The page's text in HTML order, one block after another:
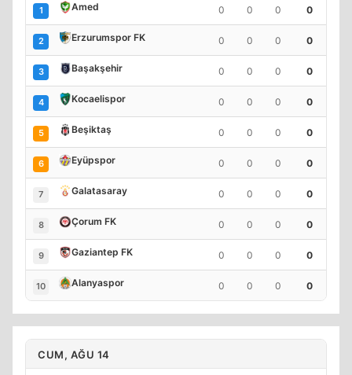
1 Amed 0 0 0 0
2 Erzurumspor FK 0 0 0 0
3 Başakşehir 0 0 0 0
4 Kocaelispor 0 0 0 0
5 Beşiktaş 0 0 0 0
6 Eyüpspor 0 0 0 0
7 Galatasaray 0 0 0 0
8 Çorum FK 0 0 0 0
9 Gaziantep FK 0 0 0 0
10 Alanyaspor 0 0 0 0
CUM, AĞU 14